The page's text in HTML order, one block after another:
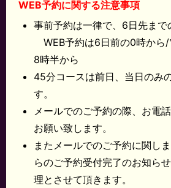
WEB予約に関する注意事項
事前予約は一律で、6日先まで
WEB予約は6日前の0時から
8時半から
45分コースは前日、当日のみ
す。
メールでのご予約の際、お電
お願い致します。
またメールでのご予約に関し
らのご予約受付完了のお知ら
理とさせて頂きます。